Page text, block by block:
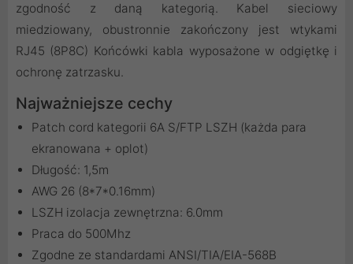
zgodność z daną kategorią. Kabel sieciowy
miedziowany, obustronnie zakończony jest wtykami
RJ45 (8P8C) Końcówki kabla wyposażone w odgiętkę i
ochronę zatrzasku.
Najważniejsze cechy
Patch cord kategorii 6A S/FTP LSZH (każda para
ekranowana + oplot)
Długość: 1,5m
AWG 26 (8*7*0.16mm)
LSZH izolacja zewnętrzna: 6.0mm
Praca do 500Mhz
Zgodne ze standardami ANSI/TIA/EIA-568B